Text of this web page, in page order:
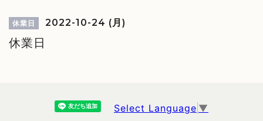
休業日 2022-10-24 (月)
休業日
Select Language ▼